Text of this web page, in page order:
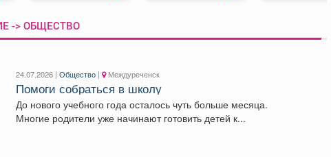
-> ОБЩЕСТВО
24.07.2026 |Общество | Междуреченск
Помоги собраться в школу
До нового учебного года осталось чуть больше месяца.
Многие родители уже начинают готовить детей к...